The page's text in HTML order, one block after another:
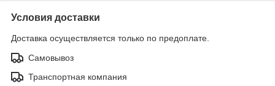
Условия доставки
Доставка осуществляется только по предоплате.
Самовывоз
Транспортная компания